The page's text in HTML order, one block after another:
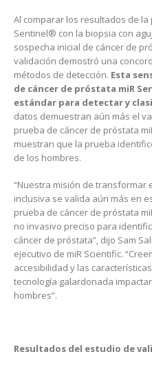
Al comparar los resultados de
Sentinel® con la biopsia con
sospecha inicial de cáncer de
validación demostró una
métodos de detección. Esta
de cáncer de próstata miR
estándar para detectar y
datos demuestran aún más el
prueba de cáncer de próstata
muestran que la prueba
de los hombres.
“Nuestra misión de transformar
inclusiva se valida aún más en
prueba de cáncer de próstata
no invasivo preciso para
cáncer de próstata”, dijo Sam
ejecutivo de miR Scientific.
accesibilidad y las
tecnología galardonada
hombres”.
Resultados del estudio de